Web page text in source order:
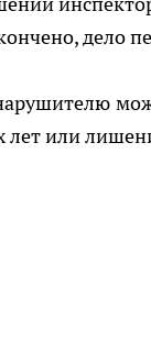
дело
лет или